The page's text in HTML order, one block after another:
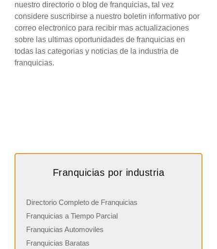
nuestro directorio o blog de franquicias, tal vez
considere suscribirse a nuestro boletin informativo por
correo electronico para recibir mas actualizaciones
sobre las ultimas oportunidades de franquicias en
todas las categorias y noticias de la industria de
franquicias.
Franquicias por industria
Directorio Completo de Franquicias
Franquicias a Tiempo Parcial
Franquicias Automoviles
Franquicias Baratas